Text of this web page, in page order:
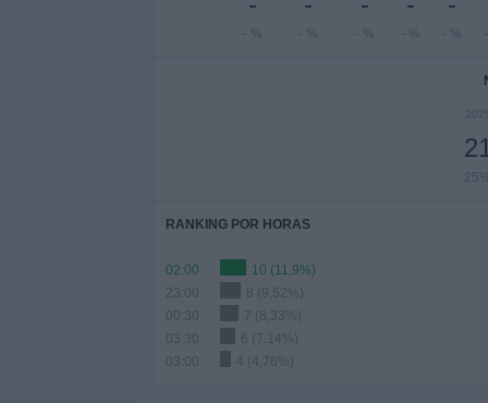
- % - % - % - % - %
25%
RANKING POR HORAS
02:00
10 (11,9%)
23:00
8 (9,52%)
00:30
7 (8,33%)
03:30
6 (7,14%)
03:00
4 (4,76%)